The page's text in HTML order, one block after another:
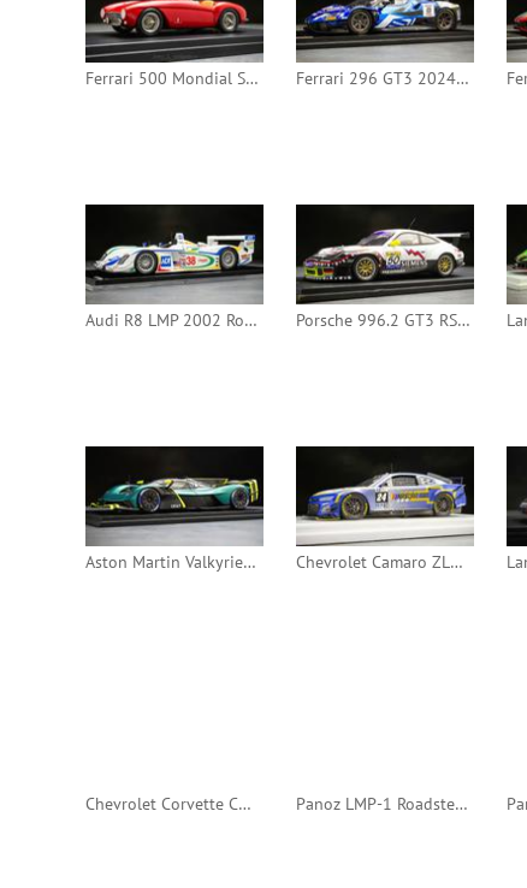
Ferrari 500 Mondial Spyder Pinin Faraina 1954 #0426MD (Looksmart) Ferrari 296 GT3 2024 24h Spa #8 (Looksmart)
Audi R8 LMP 2002 Road Atlanta #38 (Minichamps) Porsche 996.2 GT3 RS 2003 Spa 24h #50 (Spark)
Aston Martin Valkyrie AMR PRO 2022 (Spark) Chevrolet Camaro ZL1 2023 24h Le Mans #24 (TSM)
Chevrolet Corvette C6.R Z06 2009 24h Spa #3 (IXO) Panoz LMP-1 Roadster S 24h Le Mans 2000 #12 (Edicola)